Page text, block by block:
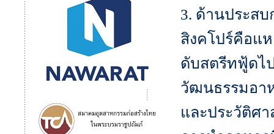
3. ด้านประส
สิงคโปร์คือแ
ดับสตรีทฟู้ดไ
วัฒนธรรมอา
และประวัติศ